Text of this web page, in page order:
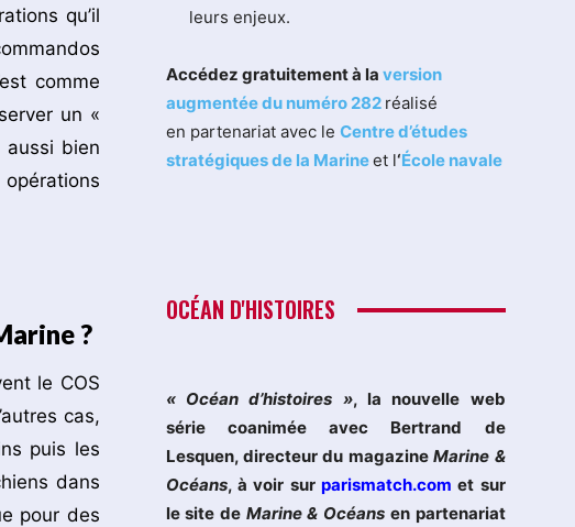
qu’il
comme
un «
aussi bien
opérations
?
le COS
cas,
puis les
dans
pour des
leurs enjeux.
Accédez gratuitement à la version
augmentée du numéro 282 réalisé
en partenariat avec le Centre d’études
stratégiques de la Marineet l‘École navale
OCÉAN D'HISTOIRES
« Océan d’histoires », la nouvelle web
série coanimée avec Bertrand de
Lesquen, directeur du magazineMarine &
Océans, à voir sur parismatch.com et sur
le site de Marine & Océans en partenariat